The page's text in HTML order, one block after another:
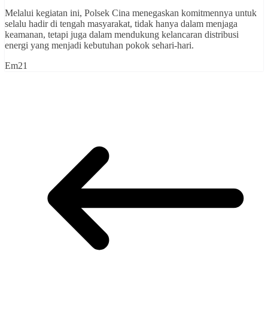
Melalui kegiatan ini, Polsek Cina menegaskan komitmennya untuk
selalu hadir di tengah masyarakat, tidak hanya dalam menjaga
keamanan, tetapi juga dalam mendukung kelancaran distribusi
energi yang menjadi kebutuhan pokok sehari-hari.
Em21